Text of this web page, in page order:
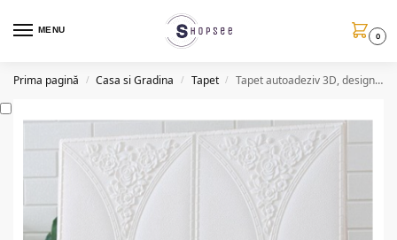
MENU
0
Prima pagină / Casa si Gradina / Tapet / Tapet autoadeziv 3D, design in relief, set 6 bucati, 2 culori